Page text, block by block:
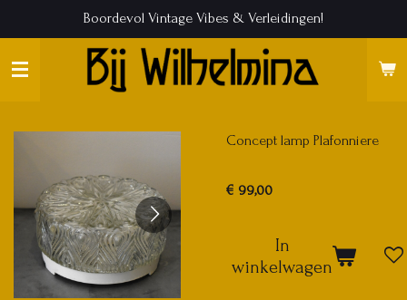
direct
naar
Boordevol Vintage Vibes & Verleidingen!
Concept lamp Plafonniere
€ 99,00
In
winkelwagen